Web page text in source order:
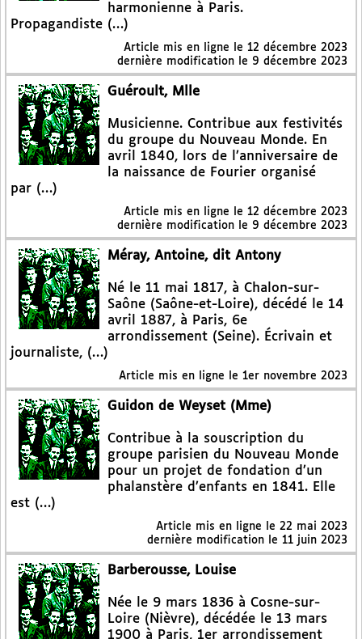
harmonienne à Paris.
Propagandiste (…)
Article mis en ligne le 12 décembre 2023
dernière modification le 9 décembre 2023
Guéroult, Mlle
Musicienne. Contribue aux festivités
du groupe du Nouveau Monde. En
avril 1840, lors de l’anniversaire de
la naissance de Fourier organisé
par (…)
Article mis en ligne le 12 décembre 2023
dernière modification le 9 décembre 2023
Méray, Antoine, dit Antony
Né le 11 mai 1817, à Chalon-sur-
Saône (Saône-et-Loire), décédé le 14
avril 1887, à Paris, 6e
arrondissement (Seine). Écrivain et
journaliste, (…)
Article mis en ligne le 1er novembre 2023
Guidon de Weyset (Mme)
Contribue à la souscription du
groupe parisien du Nouveau Monde
pour un projet de fondation d’un
phalanstère d’enfants en 1841. Elle
est (…)
Article mis en ligne le 22 mai 2023
dernière modification le 11 juin 2023
Barberousse, Louise
Née le 9 mars 1836 à Cosne-sur-
Loire (Nièvre), décédée le 13 mars
1900 à Paris, 1er arrondissement